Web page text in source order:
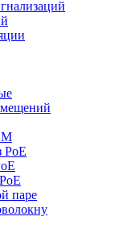
PoE
паре